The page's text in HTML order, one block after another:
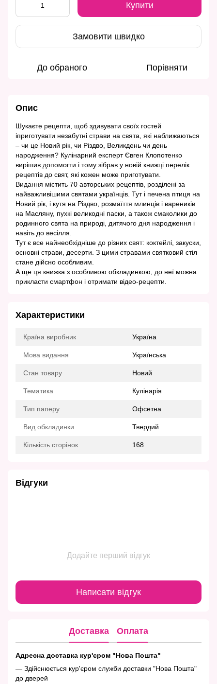
Купити
Замовити швидко
До обраного Порівняти
Опис
Шукаєте рецепти, щоб здивувати своїх гостей
іприготувати незабутні страви на свята, які наближаються
– чи це Новий рік, чи Різдво, Великдень чи день
народження? Кулінарний експерт Євген Клопотенко
вирішив допомогти і тому зібрав у новій книжці перелік
рецептів до свят, які кожен може приготувати.
Видання містить 70 авторських рецептів, розділені за
найважливішими святами українців. Тут і печена птиця на
Новий рік, і кутя на Різдво, розмаїття млинців і вареників
на Масляну, пухкі великодні паски, а також смаколики до
родинного свята на природі, дитячого дня народження і
навіть до весілля.
Тут є все найнеобхідніше до різних свят: коктейлі, закуски,
основні страви, десерти. З цими стравами святковий стіл
стане дійсно особливим.
А ще ця книжка з особливою обкладинкою, до неї можна
прикласти смартфон і отримати відео-рецепти.
Характеристики
Країна виробник Україна
Мова видання Українська
Стан товару Новий
Тематика Кулінарія
Тип паперу Офсетна
Вид обкладинки Твердий
Кількість сторінок 168
Відгуки
Додайте перший відгук
Написати відгук
Доставка Оплата
Адресна доставка кур'єром "Нова Пошта"
— Здійснюється кур'єром служби доставки "Нова Пошта"
до дверей